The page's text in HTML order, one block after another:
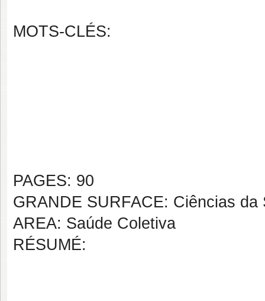
MOTS-CLÉS:
PAGES: 90
GRANDE SURFACE: Ciências da
AREA: Saúde Coletiva
RÉSUMÉ: